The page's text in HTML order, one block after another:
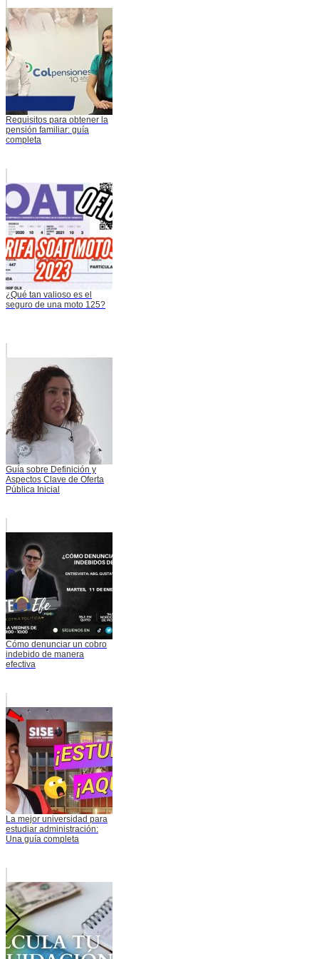
Requisitos para obtener la
pensión familiar: guía
completa
¿Qué tan valioso es el
seguro de una moto 125?
Guía sobre Definición y
Aspectos Clave de Oferta
Pública Inicial
Cómo denunciar un cobro
indebido de manera
efectiva
La mejor universidad para
estudiar administración:
Una guía completa